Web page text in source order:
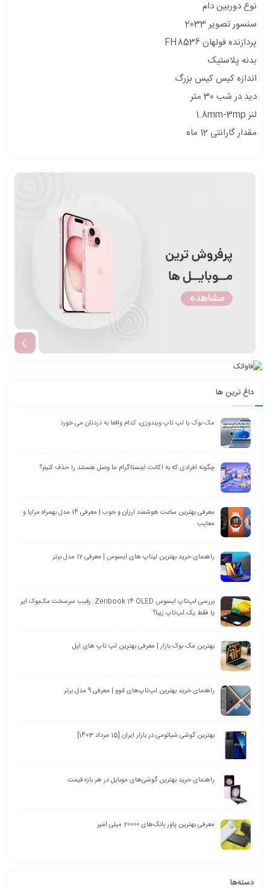
نوع دوربین دام
سنسور تصویر 2033
پردازنده فولهان FH8536
بدنه پلاستیک
اندازه کیس کیس بزرگ
دید در شب 30 متر
لنز 1.8mm-3mp
مقدار گارانتی 12 ماه
داغ ترین ها
مک بوک یا لپ تاپ ویندوزی، کدام واقعا به دردتان می خورد
چگونه افرادی که به اکانت اینستاگرام ما وصل هستند را حذف کنیم؟
معرفی بهترین ساعت هوشمند ارزان و خوب | معرفی 14 مدل بهمراه مزایا و
معایب
راهنمای خرید بهترین لپتاپ های ایسوس | معرفی 12 مدل برتر
بررسی لپ‌تاپ ایسوس Zenbook 14 OLED: رقیب سرسخت مک‌بوک ایر
یا فقط یک لپ‌تاپ زیبا؟
بهترین مک بوک بازار | معرفی بهترین لپ تاپ های اپل
راهنمای خرید بهترین لپ‌تاپ‌های لنوو | معرفی 9 مدل برتر
بهترین گوشی شیائومی در بازار ایران [15 مرداد 1403]
راهنمای خرید بهترین گوشی‌های موبایل در هر بازه قیمت
معرفی بهترین پاور بانک‌های 20000 میلی امپر
دسته‌ها